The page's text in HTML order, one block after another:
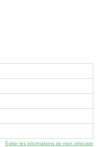
Éditer les informations de mon vélociste